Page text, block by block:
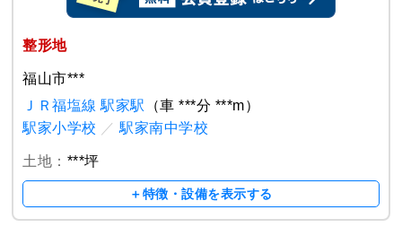
整形地
福山市***
ＪＲ福塩線 駅家駅
（車 ***分 ***m）
駅家小学校 ／ 駅家南中学校
土地： ***坪
＋特徴・設備を表示する